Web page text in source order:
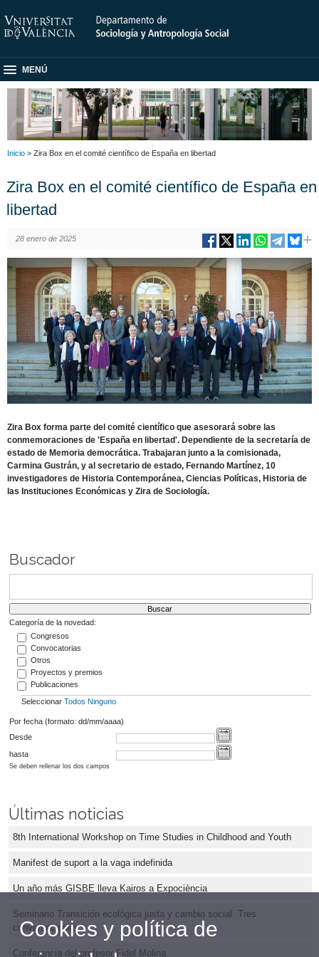
MENÚ
Inicio > Zira Box en el comité científico de España en libertad
Zira Box en el comité científico de España en
libertad
28 enero de 2025
Zira Box forma parte del comité científico que asesorará sobre las
conmemoraciones de 'España en libertad'. Dependiente de la secretaría de
estado de Memoria democrática. Trabajaran junto a la comisionada,
Carmina Gustrán, y al secretario de estado, Fernando Martínez, 10
investigadores de Historia Contemporánea, Ciencias Políticas, Historia de
las Instituciones Económicas y Zira de Sociología.
Buscador
Categoría de la novedad:
Congresos
Convocatorias
Otros
Proyectos y premios
Publicaciones
Seleccionar Todos Ninguno
Por fecha (formato: dd/mm/aaaa)
Desde
hasta
Se deben rellenar los dos campos
Últimas noticias
8th International Workshop on Time Studies in Childhood and Youth
Manifest de suport a la vaga indefinida
Un año más GISBE lleva Kairos a Expociència
Seminario Transición ecológica justa y cambio social. Tres
conversaciones
Conferencia del profesor Fidel Molina
Cookies y política de